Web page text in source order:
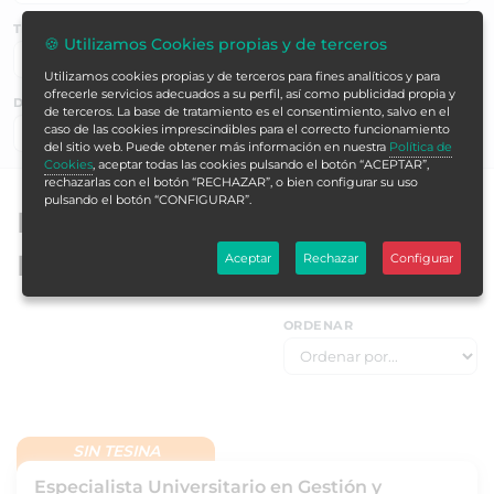
TEMÁTICAS
DURACIÓN EN HORAS
Buscar ▶
Especialistas universitarios de
Formación Alcalá
ORDENAR
SIN TESINA
Especialista Universitario en Gestión y
🍪 Utilizamos Cookies propias y de terceros
Utilizamos cookies propias y de terceros para fines analíticos y para
ofrecerle servicios adecuados a su perfil, así como publicidad propia y
de terceros. La base de tratamiento es el consentimiento, salvo en el
caso de las cookies imprescindibles para el correcto funcionamiento
del sitio web. Puede obtener más información en nuestra Política de
Cookies , aceptar todas las cookies pulsando el botón “ACEPTAR”,
rechazarlas con el botón “RECHAZAR”, o bien configurar su uso
pulsando el botón “CONFIGURAR”.
Aceptar Rechazar Configurar